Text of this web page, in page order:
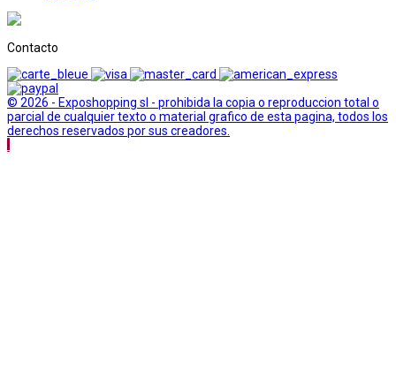
Contacto
© 2026 - Exposhopping sl - prohibida la copia o reproduccion total o
parcial de cualquier texto o material grafico de esta pagina, todos los
derechos reservados por sus creadores.